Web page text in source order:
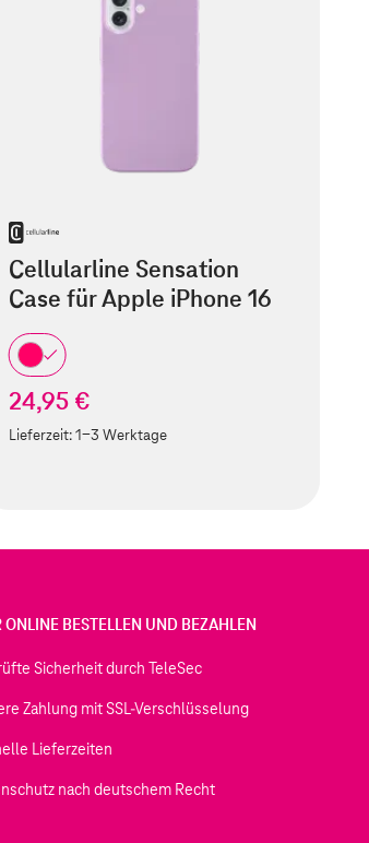
Cellularline Sensation
Case für Apple iPhone 16
24,95 €
Lieferzeit:1-3 Werktage
ONLINE BESTELLEN UND BEZAHLEN
Sicherheit durch TeleSec
Zahlung mit SSL-Verschlüsselung
Lieferzeiten
nach deutschem Recht